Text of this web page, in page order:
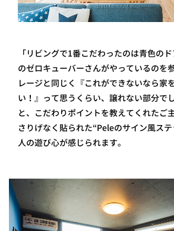
「リビングで1番こだわったのは青色の
のゼロキューバーさんがやっているのを
レージと同じく『これができないなら家
い！』って思うくらい、譲れない部分で
と、こだわりポイントを教えてくれたご
さりげなく貼られた“Peleのサイン風ス
人の遊び心が感じられます。